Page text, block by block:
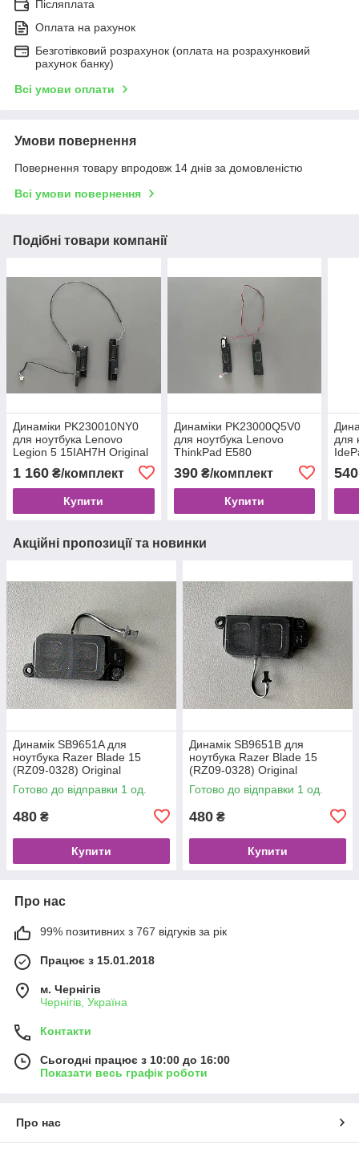
Післяплата
Оплата на рахунок
Безготівковий розрахунок (оплата на розрахунковий
рахунок банку)
Всі умови оплати
Умови повернення
Повернення товару впродовж 14 днів за домовленістю
Всі умови повернення
Подібні товари компанії
Динаміки PK230010NY0
для ноутбука Lenovo
Legion 5 15IAH7H Original
1 160 ₴/комплект
Купити
Динаміки PK23000Q5V0
для ноутбука Lenovo
ThinkPad E580
390₴/комплект
Купити
для
540
Акційні пропозиції та новинки
Динамік SB9651A для
ноутбука Razer Blade 15
(RZ09-0328) Original
Готово до відправки 1 од.
480 ₴
Купити
Динамік SB9651B для
ноутбука Razer Blade 15
(RZ09-0328) Original
Готово до відправки 1 од.
480 ₴
Купити
Про нас
99% позитивних з 767 відгуків за рік
Працює з 15.01.2018
м. Чернігів
Чернігів, Україна
Контакти
Сьогодні працює з 10:00 до 16:00
Показати весь графік роботи
Про нас